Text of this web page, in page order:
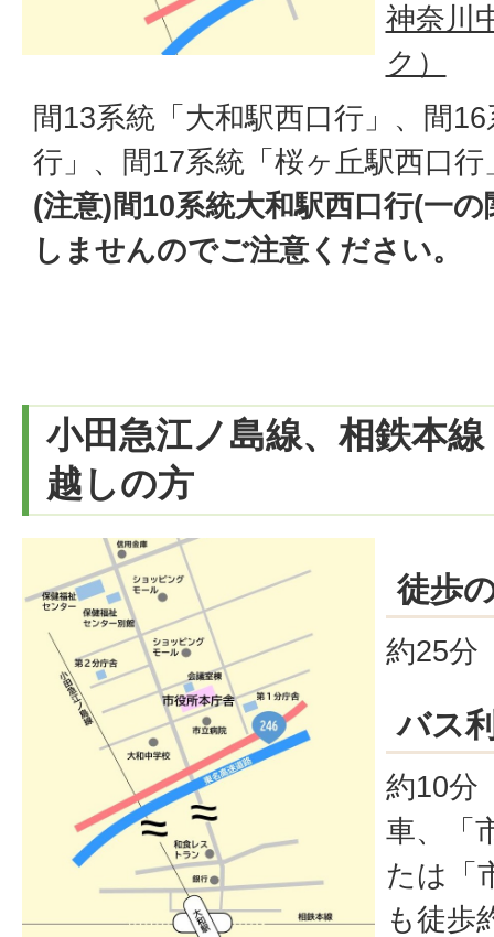
神奈川
ク）
間13系統「大和駅西口行」、間
行」、間17系統「桜ヶ丘駅西口行
(注意)間10系統大和駅西口行(一
しませんのでご注意ください。
小田急江ノ島線、相鉄本
越しの方
徒歩
約25分
バス
約10分
車、「
たは「
も徒歩